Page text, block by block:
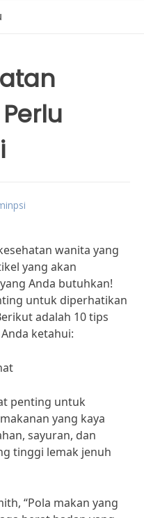
wanita yang
yang akan
Anda butuhkan!
untuk diperhatikan
adalah 10 tips
ketahui:
penting untuk
yang kaya
sayuran, dan
tinggi lemak jenuh
“Pola makan yang